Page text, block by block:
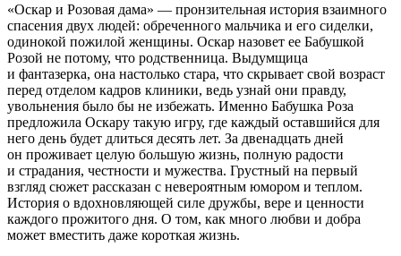
«Оскар и Розовая дама» — пронзительная история взаимного
спасения двух людей: обреченного мальчика и его сиделки,
одинокой пожилой женщины. Оскар назовет ее Бабушкой
Розой не потому, что родственница. Выдумщица
и фантазерка, она настолько стара, что скрывает свой возраст
перед отделом кадров клиники, ведь узнай они правду,
увольнения было бы не избежать. Именно Бабушка Роза
предложила Оскару такую игру, где каждый оставшийся для
него день будет длиться десять лет. За двенадцать дней
он проживает целую большую жизнь, полную радости
и страдания, честности и мужества. Грустный на первый
взгляд сюжет рассказан с невероятным юмором и теплом.
История о вдохновляющей силе дружбы, вере и ценности
каждого прожитого дня. О том, как много любви и добра
может вместить даже короткая жизнь.